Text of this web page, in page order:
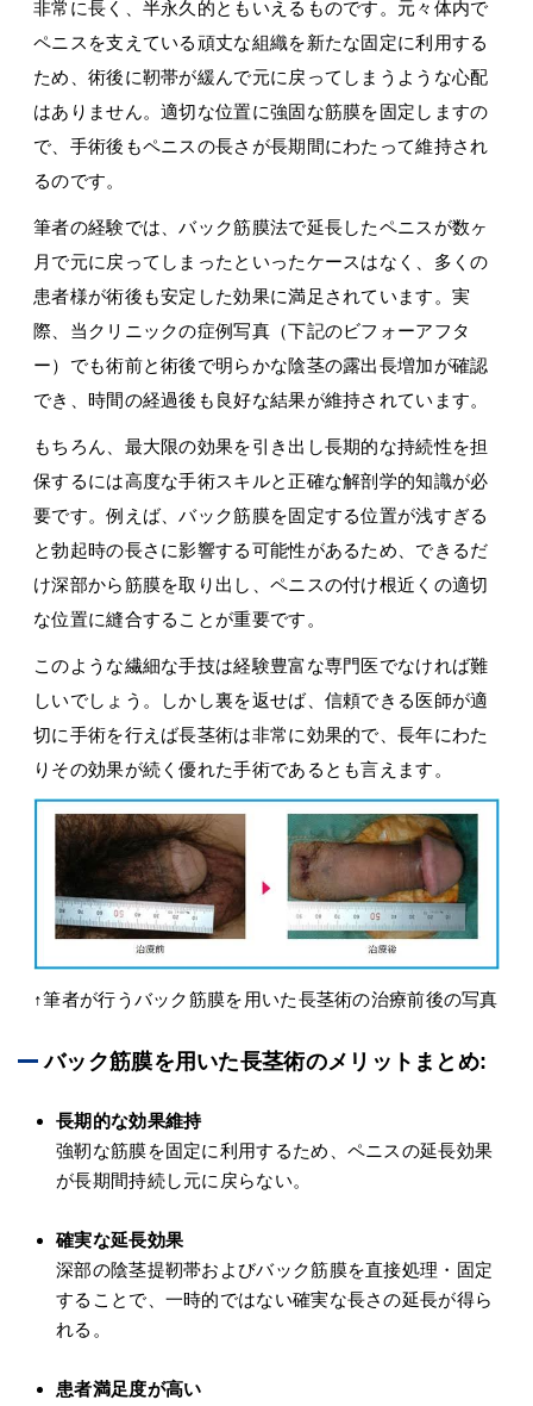
非常に長く、半永久的ともいえるものです。元々体内で
ペニスを支えている頑丈な組織を新たな固定に利用する
ため、術後に靭帯が緩んで元に戻ってしまうような心配
はありません。適切な位置に強固な筋膜を固定しますの
で、手術後もペニスの長さが長期間にわたって維持され
るのです。
筆者の経験では、バック筋膜法で延長したペニスが数ヶ
月で元に戻ってしまったといったケースはなく、多くの
患者様が術後も安定した効果に満足されています。実
際、当クリニックの症例写真（下記のビフォーアフタ
ー）でも術前と術後で明らかな陰茎の露出長増加が確認
でき、時間の経過後も良好な結果が維持されています。
もちろん、最大限の効果を引き出し長期的な持続性を担
保するには高度な手術スキルと正確な解剖学的知識が必
要です。例えば、バック筋膜を固定する位置が浅すぎる
と勃起時の長さに影響する可能性があるため、できるだ
け深部から筋膜を取り出し、ペニスの付け根近くの適切
な位置に縫合することが重要です。
このような繊細な手技は経験豊富な専門医でなければ難
しいでしょう。しかし裏を返せば、信頼できる医師が適
切に手術を行えば長茎術は非常に効果的で、長年にわた
りその効果が続く優れた手術であるとも言えます。
↑筆者が行うバック筋膜を用いた長茎術の治療前後の写真
バック筋膜を用いた長茎術のメリットまとめ:
長期的な効果維持
強靭な筋膜を固定に利用するため、ペニスの延長効果
が長期間持続し元に戻らない。
確実な延長効果
深部の陰茎提靭帯およびバック筋膜を直接処理・固定
することで、一時的ではない確実な長さの延長が得ら
れる。
患者満足度が高い